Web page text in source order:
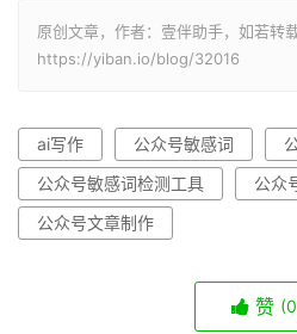
原创文章，作者：壹伴助手，如若转
https://yiban.io/blog/32016
ai写作 公众号敏感词
公众号敏感词检测工具
公众
公众号文章制作
赞